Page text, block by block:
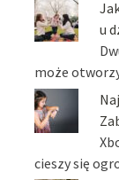
u
może
cieszy się